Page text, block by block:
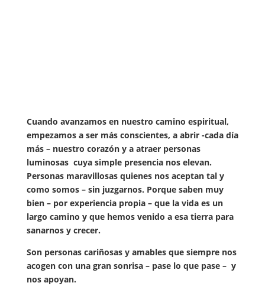
Cuando avanzamos en nuestro camino espiritual,
empezamos a ser más conscientes, a abrir -cada día
más – nuestro corazón y a atraer personas
luminosas cuya simple presencia nos elevan.
Personas maravillosas quienes nos aceptan tal y
como somos – sin juzgarnos. Porque saben muy
bien – por experiencia propia – que la vida es un
largo camino y que hemos venido a esa tierra para
sanarnos y crecer.
Son personas cariñosas y amables que siempre nos
acogen con una gran sonrisa – pase lo que pase – y
nos apoyan.